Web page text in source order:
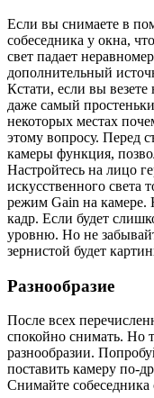
Если вы снимаете в
собеседника у окна,
свет падает
дополнительный
Кстати, если вы
даже самый
некоторых местах
этому вопросу. Перед
камеры функция,
Настройтесь на лицо
искусственного света
режим Gain на камере.
кадр. Если будет
уровню. Но не
зернистой будет
Разнообразие
После всех
спокойно снимать. Но
разнообразии.
поставить камеру по-
Снимайте собеседника